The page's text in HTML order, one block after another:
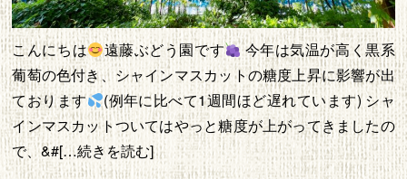
こんにちは 遠藤ぶどう園です
今年は気温が高く黒系
葡萄の色付き、シャインマスカットの糖度上昇に影響が出
ております
(例年に比べて1週間ほど遅れています) シャ
インマスカットついてはやっと糖度が上がってきましたの
で、&#[…続きを読む]